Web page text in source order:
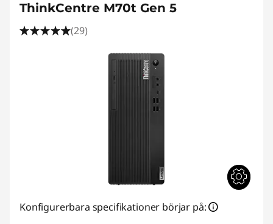
ThinkCentre M70t Gen 5
(29)
Konfigurerbara specifikationer börjar på: